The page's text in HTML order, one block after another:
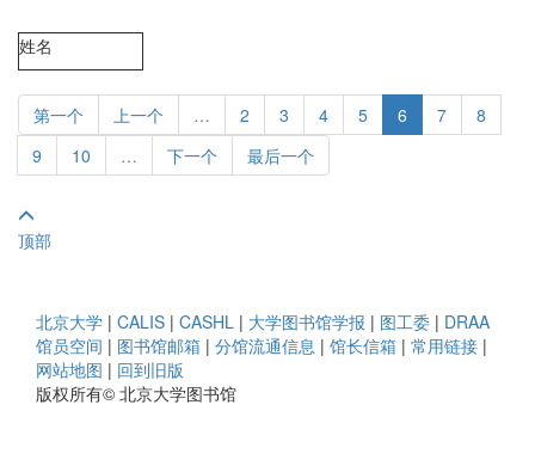
姓名
第一个 上一个 … 2 3 4 5 6 7
8
9
10 … 下一个 最后一个
顶部
北京大学 | CALIS | CASHL | 大学图书馆学报 | 图工委 | DRAA
馆员空间 | 图书馆邮箱 | 分馆流通信息 | 馆长信箱 | 常用链接 |
网站地图 | 回到旧版
版权所有© 北京大学图书馆